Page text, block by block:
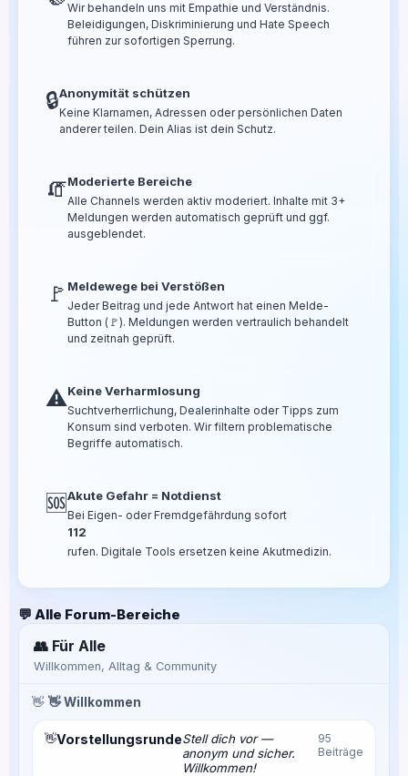
Wir behandeln uns mit Empathie und Verständnis.
Beleidigungen, Diskriminierung und Hate Speech
führen zur sofortigen Sperrung.
🔒Anonymität schützen
Keine Klarnamen, Adressen oder persönlichen Daten
anderer teilen. Dein Alias ist dein Schutz.
🧯Moderierte Bereiche
Alle Channels werden aktiv moderiert. Inhalte mit 3+
Meldungen werden automatisch geprüft und ggf.
ausgeblendet.
🚩 Meldewege bei Verstößen
Jeder Beitrag und jede Antwort hat einen Melde-
Button (🚩). Meldungen werden vertraulich behandelt
und zeitnah geprüft.
⚠️Keine Verharmlosung
Suchtverherrlichung, Dealerinhalte oder Tipps zum
Konsum sind verboten. Wir filtern problematische
Begriffe automatisch.
🆘Akute Gefahr = Notdienst
Bei Eigen- oder Fremdgefährdung sofort
112
rufen. Digitale Tools ersetzen keine Akutmedizin.
💬 Alle Forum-Bereiche
👥 Für Alle
Willkommen, Alltag & Community
👋 👋 Willkommen
👋VorstellungsrundeStell dich vor —
anonym und sicher.
Willkommen!
95
Beiträge